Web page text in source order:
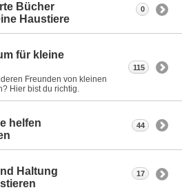
Bücher
Haustiere
0
für kleine
Freunden von kleinen
Hier bist du richtig.
115
helfen
44
Haltung
17